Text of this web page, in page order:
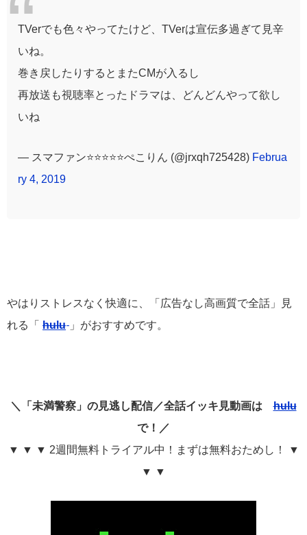
TVerでも色々やってたけど、TVerは宣伝多過ぎて見辛
いね。
巻き戻したりするとまたCMが入るし
再放送も視聴率とったドラマは、どんどんやって欲し
いね
— スマファン⭐️⭐️⭐️⭐️⭐️ぺこりん (@jrxqh725428) Februa
ry 4, 2019
やはりストレスなく快適に、「広告なし高画質で全話」見
れる「 hulu 」がおすすめです。
＼「未満警察」の見逃し配信／全話イッキ見動画はhulu
で！／
▼ ▼ ▼ 2週間無料トライアル中！まずは無料おためし！ ▼
▼ ▼